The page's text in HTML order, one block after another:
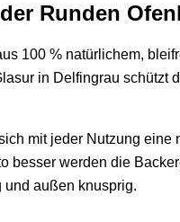
Runden
100 % natürlichem,
in Delfingrau
mit jeder Nutzung
besser werden die
und außen knusprig.